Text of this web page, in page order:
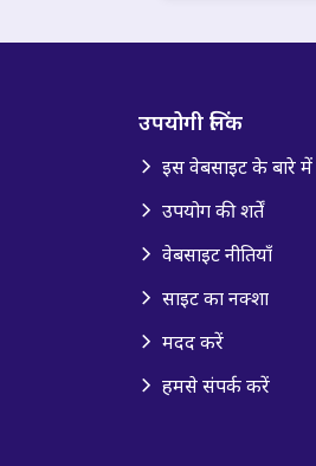
उपयोगी लिंक
इस वेबसाइट के बारे में
उपयोग की शर्तें
वेबसाइट नीतियाँ
साइट का नक्शा
मदद करें
हमसे संपर्क करें